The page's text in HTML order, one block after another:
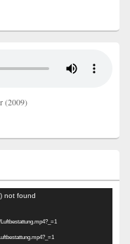
(2009)
not found